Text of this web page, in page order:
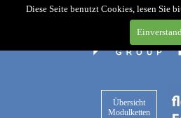
Diese Seite benutzt Cookies, lesen Sie
Übersicht
Modulketten